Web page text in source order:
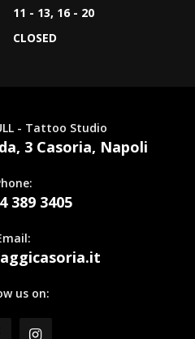
11 - 13, 16 - 20
CLOSED
- Tattoo Studio
3 Casoria, Napoli
389 3405
us on: